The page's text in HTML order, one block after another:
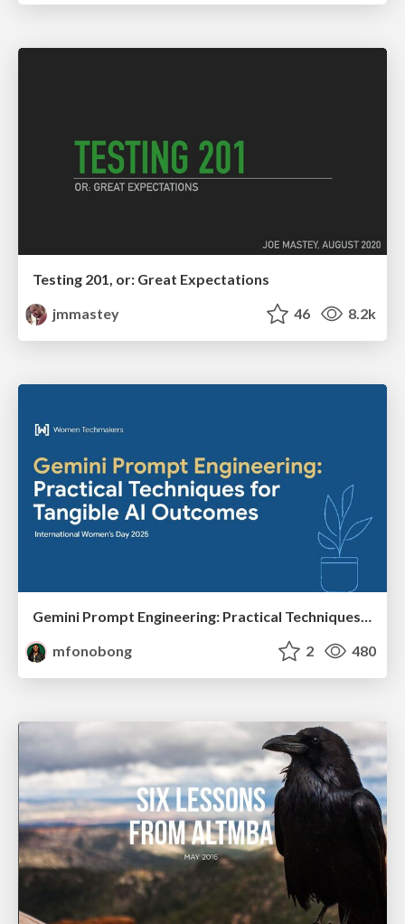
Testing 201, or: Great Expectations
jmmastey
46 8.2k
mfonobong
2 480